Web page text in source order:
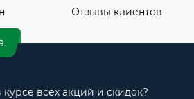
Отзывы клиентов
курсе всех акций и скидок?